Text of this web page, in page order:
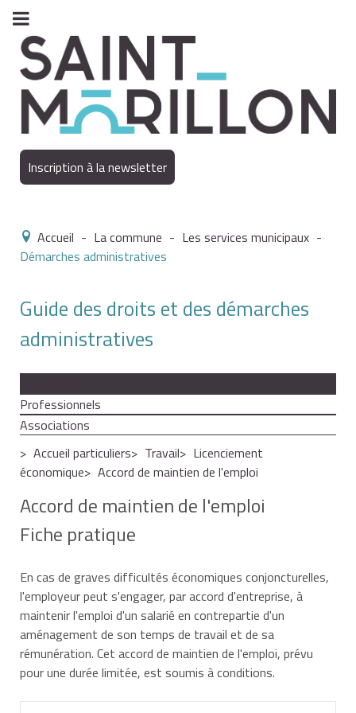
Inscription à la newsletter
Accueil - La commune - Les services municipaux -
Démarches administratives
Guide des droits et des démarches
administratives
Professionnels
Associations
Accueil particuliers
Travail
Licenciement
économique
Accord de maintien de l'emploi
Accord de maintien de l'emploi
Fiche pratique
En cas de graves difficultés économiques conjoncturelles,
l'employeur peut s'engager, par accord d'entreprise, à
maintenir l'emploi d'un salarié en contrepartie d'un
aménagement de son temps de travail et de sa
rémunération. Cet accord de maintien de l'emploi, prévu
pour une durée limitée, est soumis à conditions.